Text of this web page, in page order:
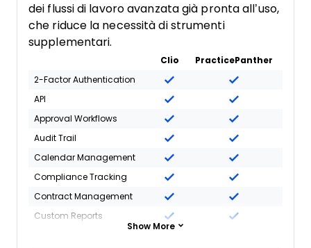
dei flussi di lavoro avanzata già pronta all’uso,
che riduce la necessità di strumenti
supplementari.
Clio
PracticePanther
2-Factor Authentication
API
Approval Workflows
Audit Trail
Calendar Management
Compliance Tracking
Contract Management
Custom Reports
Show More